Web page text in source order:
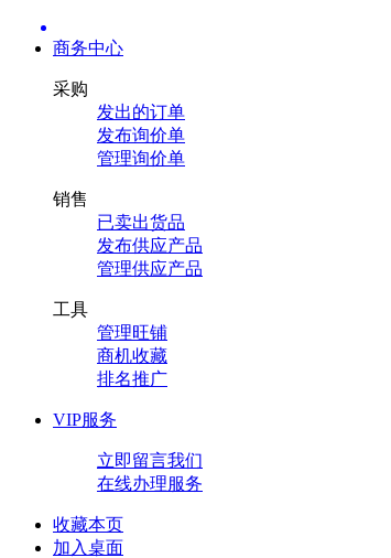
商务中心
采购
发出的订单
发布询价单
管理询价单
销售
已卖出货品
发布供应产品
管理供应产品
工具
管理旺铺
商机收藏
排名推广
VIP服务
立即留言我们
在线办理服务
收藏本页
加入桌面